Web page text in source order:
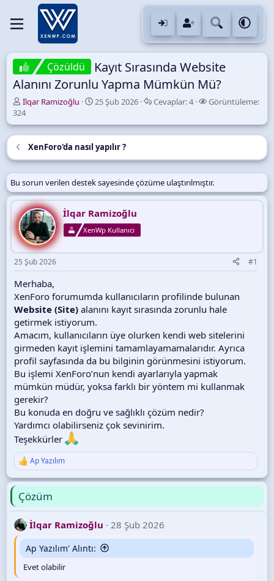
Çözüldü
Kayıt Sırasında Website
Alanını Zorunlu Yapma Mümkün Mü?
K
o
n
u
B
ş
l
a
t
a
n
İlqar Ramizoğlu
B
ş
l
a
g
ç
t
a
r
i
i
25 Şub 2026 Cevaplar:C
v
a
a
4 Görüntüleme:G
r
ü
ü
m
324
XenForo'da nasıl yapılır ?
Bu sorun verilen destek sayesinde çözüme ulaştırılmıştır.
İlqar Ramizoğlu
XenWp Kullanıcı
25 Şub 2026 #1
Merhaba,
XenForo forumumda kullanıcıların profilinde bulunan
Website (Site) alanını kayıt sırasında zorunlu hale
getirmek istiyorum.
Amacım, kullanıcıların üye olurken kendi web sitelerini
girmeden kayıt işlemini tamamlayamamalarıdır. Ayrıca
profil sayfasında da bu bilginin görünmesini istiyorum.
Bu işlemi XenForo’nun kendi ayarlarıyla yapmak
mümkün müdür, yoksa farklı bir yöntem mi kullanmak
gerekir?
Bu konuda en doğru ve sağlıklı çözüm nedir?
Yardımcı olabilirseniz çok sevinirim.
Teşekkürler
T
p
k
l
e
r
Ap Yazılım
Çözüm
İlqar Ramizoğlu 28 Şub 2026
Ap Yazılım' Alıntı:
Evet olabilir